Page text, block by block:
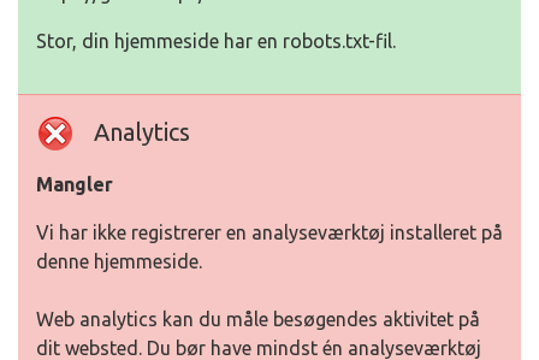
Stor, din hjemmeside har en robots.txt-fil.
Analytics
Mangler
Vi har ikke registrerer en analyseværktøj installeret på
denne hjemmeside.
Web analytics kan du måle besøgendes aktivitet på
dit websted. Du bør have mindst én analyseværktøj